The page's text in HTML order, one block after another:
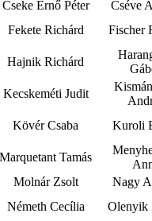
Cseke Ernő Péter
Cséve
Fekete Richárd Fischer
Hajnik Richárd
Kecskeméti Judit
Kövér Csaba Kuroli
Marquetant Tamás
Molnár Zsolt
Nagy
Németh Cecília Olenyik